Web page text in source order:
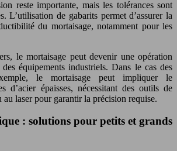
reste importante, mais les tolérances sont
L’utilisation de gabarits permet d’assurer la
du mortaisage, notamment pour les
le mortaisage peut devenir une opération
équipements industriels. Dans le cas des
le mortaisage peut impliquer le
d’acier épaisses, nécessitant des outils de
au laser pour garantir la précision requise.
: solutions pour petits et grands